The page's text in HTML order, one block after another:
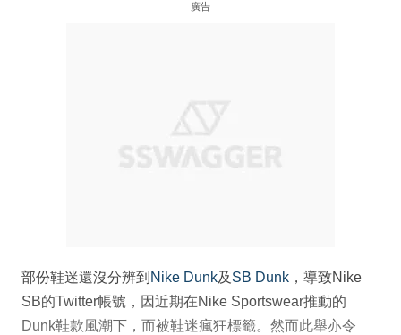
廣告
部份鞋迷還沒分辨到 Nike Dunk及 SB Dunk ，導致Nike
SB的Twitter帳號，因近期在Nike Sportswear推動的
Dunk鞋款風潮下，而被鞋迷瘋狂標籤。然而此舉亦令